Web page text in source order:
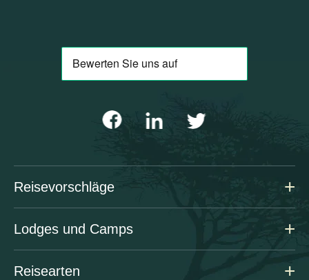
Reisevorschläge
Lodges und Camps
Reisearten